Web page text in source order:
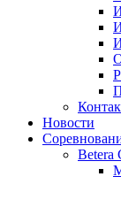
Новости
Betera